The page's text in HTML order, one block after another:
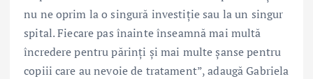
nu ne oprim la o singură investiție sau la un singur
spital. Fiecare pas înainte înseamnă mai multă
încredere pentru părinți și mai multe șanse pentru
copiii care au nevoie de tratament”, adaugă Gabriela